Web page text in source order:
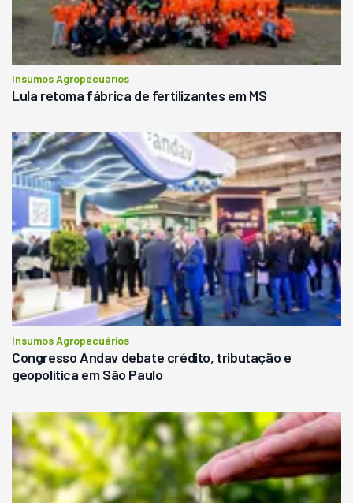
Insumos Agropecuários
Lula retoma fábrica de fertilizantes em MS
Insumos Agropecuários
Congresso Andav debate crédito, tributação e
geopolítica em São Paulo